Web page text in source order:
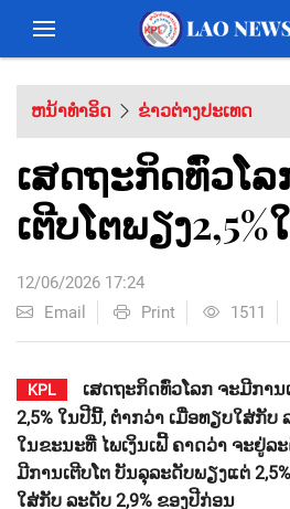
ຫນ້າທຳອິດ ຂ່າວຕ່າງປະເທດ
ເສດຖະກິດທົ່ວໂ
ເຕີບໂຕພຽງ
12/06/2026 17:24
Email
Print 1511
KPL
ເສດ​ຖະ​ກິດ​ທົ່ວ​ໂລກ ຈະ​ມີ​ກາ
2,5% ໃນ​ປີ​ນີ້, ຕ່ຳ​ກວ່າ​ ເມື່ອ​ທຽບ​ໃສ່​ກັບ
ໃນ​ຂະ​ນະ​ທີ່​ ໄພ​ເງິນ​ເຟີ້ ​ຄາດ​ວ່າ ຈະ​ຢູ່​ລ
ມີ​ການ​ເຕີບ​ໂຕ ​ບັນ​ລຸ​ລະ​ດັບ​ພຽງ​ແຕ່
ໃສ່​ກັບ ​ລະ​ດັບ 2,9% ຂອງ​ປີ​ກ່ອນ